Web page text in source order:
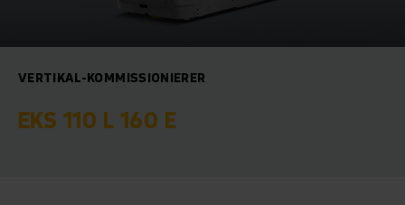
VERTIKAL-KOMMISSIONIERER
EKS 110 L 160 E